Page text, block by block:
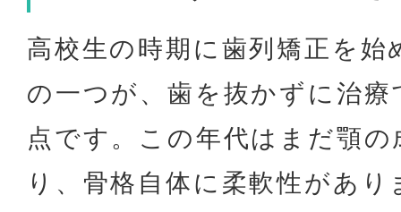
高校生の時期に歯列矯正を
の一つが、歯を抜かずに治
点です。この年代はまだ顎
り、骨格自体に柔軟性があ